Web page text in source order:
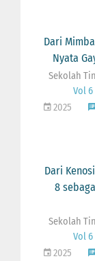
Dari
Nyata
Sekolah
Vol 6
2025
Dari
8
Sekolah
Vol 6
2025